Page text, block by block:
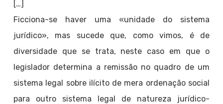
[…]
Ficciona-se haver uma «unidade do sistema
jurídico», mas sucede que, como vimos, é de
diversidade que se trata, neste caso em que o
legislador determina a remissão no quadro de um
sistema legal sobre ilícito de mera ordenação social
para outro sistema legal de natureza jurídico-